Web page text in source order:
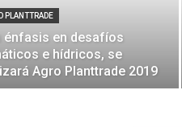
PLANTTRADE
énfasis en desafíos
e hídricos, se
Agro Planttrade 2019